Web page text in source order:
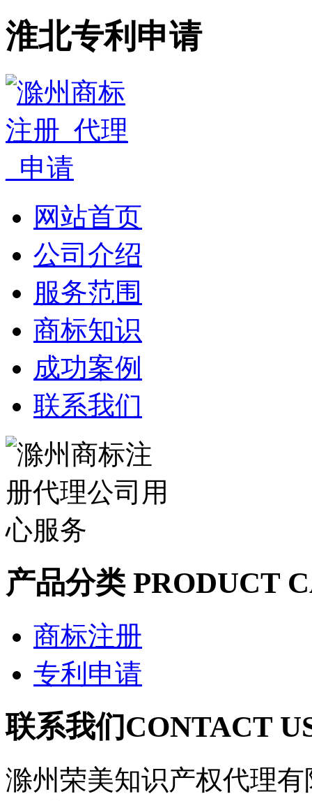
淮北专利申请
网站首页
公司介绍
服务范围
商标知识
成功案例
联系我们
产品分类PRODUCT
商标注册
专利申请
联系我们CONTACT
滁州荣美知识产权代理有